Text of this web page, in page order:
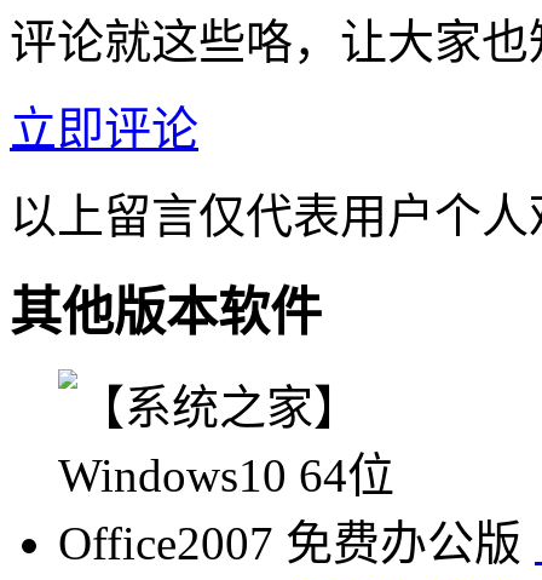
评论就这些咯，让大家
立即评论
以上留言仅代表用户个
其他版本软件